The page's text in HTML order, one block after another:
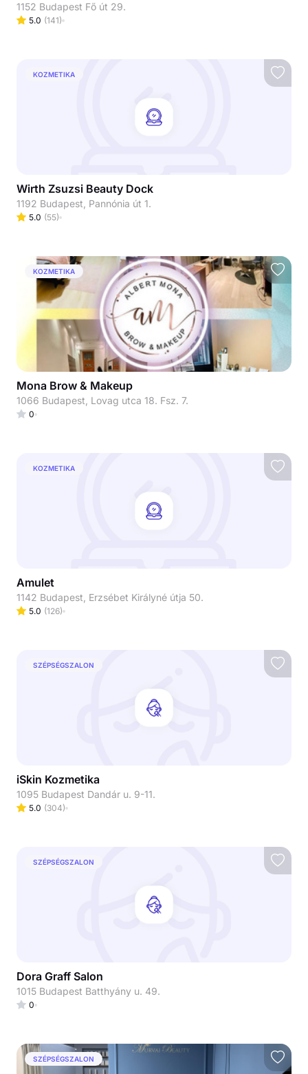
1152 Budapest Fő út 29.
5.0 (141)
KOZMETIKA
Wirth Zsuzsi Beauty Dock
1192 Budapest, Pannónia út 1.
5.0 (55)
KOZMETIKA
Mona Brow & Makeup
1066 Budapest, Lovag utca 18. Fsz. 7.
0
KOZMETIKA
Amulet
1142 Budapest, Erzsébet Királyné útja 50.
5.0 (126)
SZÉPSÉGSZALON
iSkin Kozmetika
1095 Budapest Dandár u. 9-11.
5.0 (304)
SZÉPSÉGSZALON
Dora Graff Salon
1015 Budapest Batthyány u. 49.
0
SZÉPSÉGSZALON